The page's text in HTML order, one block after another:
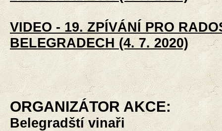
VIDEO - 19. ZPÍVÁNÍ PRO
BELEGRADECH (4. 7. 2020)
ORGANIZÁTOR AKCE:
Belegradští vinaři